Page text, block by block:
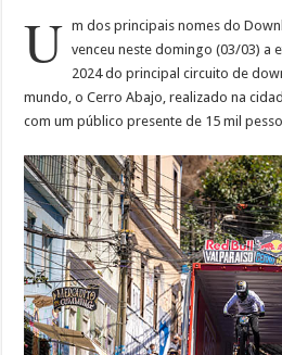
U m dos principais nomes do
venceu neste domingo (03/03) a
2024 do principal circuito de
mundo, o Cerro Abajo, realizado na
com um público presente de 15 mil